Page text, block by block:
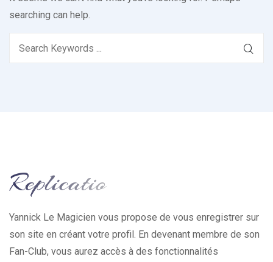
searching can help.
Yannick Le Magicien vous propose de vous enregistrer sur
son site en créant votre profil. En devenant membre de son
Fan-Club, vous aurez accès à des fonctionnalités